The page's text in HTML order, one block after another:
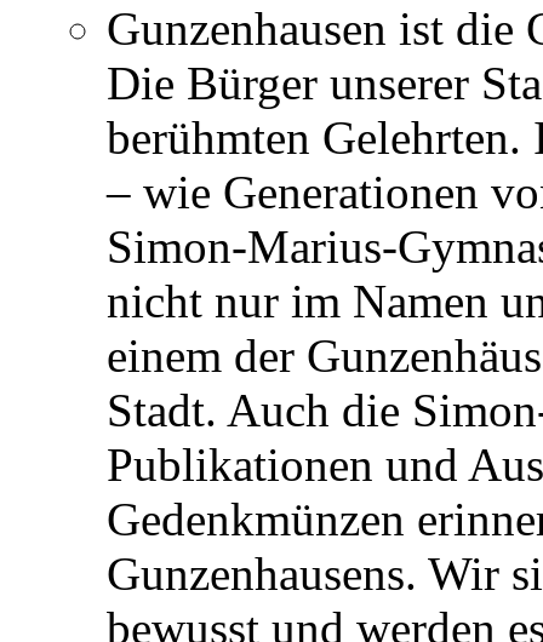
Gunzenhausen ist die
Die Bürger unserer
berühmten
– wie Generationen
Simon-Marius-
nicht nur im Namen
einem der
Stadt. Auch die
Publikationen und
Gedenkmünzen
Gunzenhausens. Wir
bewusst und werden